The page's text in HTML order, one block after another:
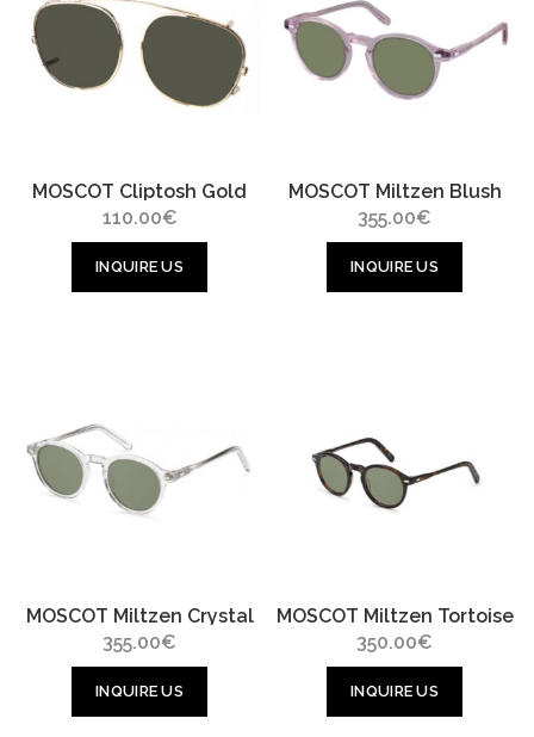
MOSCOT Cliptosh Gold
110.00€
INQUIRE US
MOSCOT Miltzen Blush
355.00€
INQUIRE US
MOSCOT Miltzen Crystal
355.00€
INQUIRE US
MOSCOT Miltzen Tortoise
350.00€
INQUIRE US